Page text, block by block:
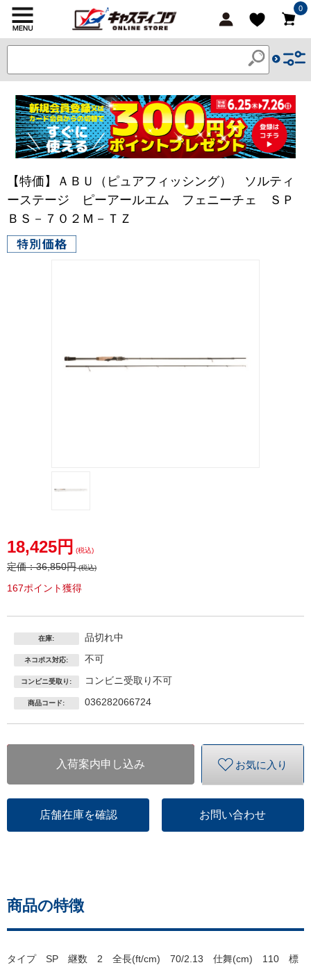
0
【特価】ＡＢＵ（ピュアフィッシング） ソルティ
ーステージ ピーアールエム フェニーチェ ＳＰ
ＢＳ－７０２Ｍ－ＴＺ
18,425円 (税込)
定価：36,850円(税込)
167ポイント獲得
在庫: 品切れ中
ネコポス対応: 不可
コンビニ受取り: コンビニ受取り不可
商品コード: 036282066724
入荷案内申し込み お気に入り
店舗在庫を確認 お問い合わせ
商品の特徴
タイプ SP 継数 2 全長(ft/cm) 70/2.13 仕舞(cm) 110 標